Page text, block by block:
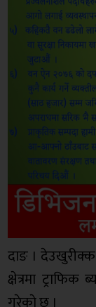
दाङ । देउखुरीक्क
क्षेत्रमा ट्राफिक